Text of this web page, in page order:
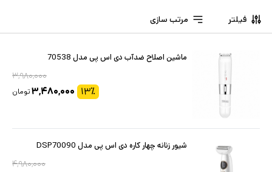
فیلتر مرتب سازی
ماشین اصلاح ضدآب دی اس پی مدل 70538
۳,۹۸۰,۰۰۰
۱۳٪ ۳,۴۸۰,۰۰۰تومان
شیور زنانه چهار کاره دی اس پی مدل DSP70090
۴,۹۸۰,۰۰۰